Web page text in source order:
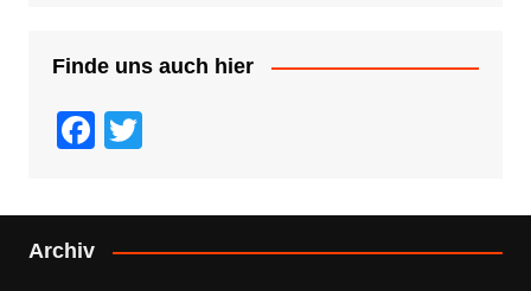
Finde uns auch hier
F
c
e
tt
er
Archiv